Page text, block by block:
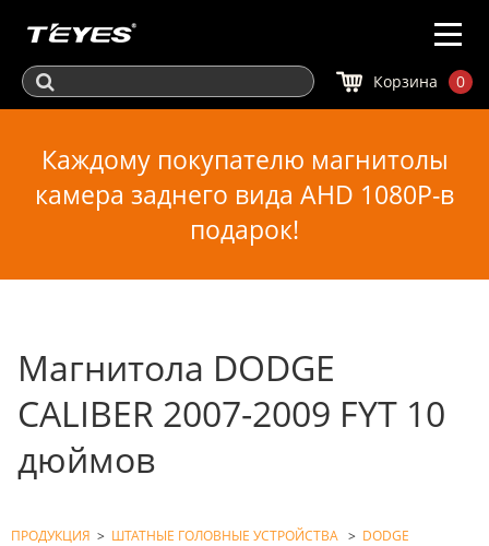
Корзина 0
Каждому покупателю магнитолы
камера заднего вида AHD 1080P-в
подарок!
Магнитола DODGE
CALIBER 2007-2009 FYT 10
дюймов
ПРОДУКЦИЯ > ШТАТНЫЕ ГОЛОВНЫЕ УСТРОЙСТВА > DODGE